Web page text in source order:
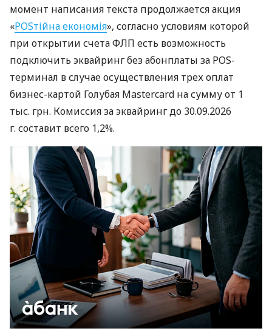
момент написания текста продолжается акция
«POSтійна економія», согласно условиям которой
при открытии счета ФЛП есть возможность
подключить эквайринг без абонплаты за POS-
терминал в случае осуществления трех оплат
бизнес-картой Голубая Mastercard на сумму от 1
тыс. грн. Комиссия за эквайринг до 30.09.2026
г. составит всего 1,2%.